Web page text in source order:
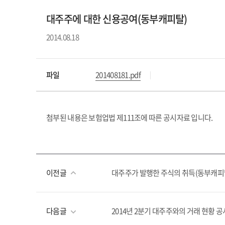
대주주에 대한 신용공여(동부캐피탈)
2014.08.18
파일 201408181.pdf
첨부된 내용은 보험업법 제111조에 따른 공시자료 입니다.
이전글 대주주가 발행한 주식의 취득(동부캐
다음글 2014년 2분기 대주주와의 거래 현황 공